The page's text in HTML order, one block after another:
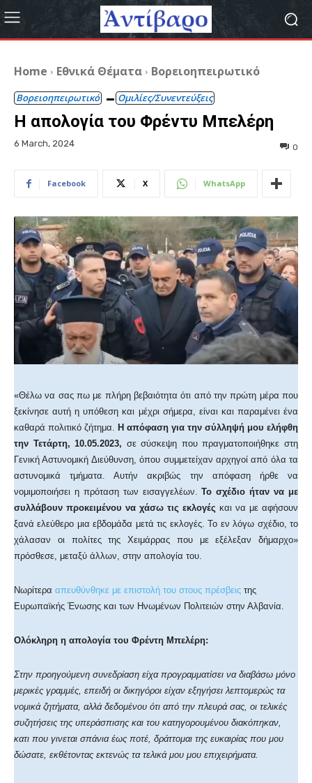
Home Εθνικά Θέματα Βορειοηπειρωτικό
Βορειοηπειρωτικό Ομιλίες/Συνεντεύξεις
Η απολογία του Φρέντυ Μπελέρη
6 March, 2024 0
Facebook X WhatsApp
«Θέλω να σας πω με πλήρη βεβαιότητα ότι από την πρώτη μέρα που
ξεκίνησε αυτή η υπόθεση και μέχρι σήμερα, είναι και παραμένει ένα
καθαρά πολιτικό ζήτημα. Η απόφαση για την σύλληψή μου ελήφθη
την Τετάρτη, 10.05.2023, σε σύσκεψη που πραγματοποιήθηκε στη
Γενική Αστυνομική Διεύθυνση, όπου συμμετείχαν αρχηγοί από όλα τα
αστυνομικά τμήματα. Αυτήν ακριβώς την απόφαση ήρθε να
νομιμοποιήσει η πρόταση των εισαγγελέων.Το σχέδιο ήταν να με
συλλάβουν προκειμένου να χάσω τις εκλογές και να με αφήσουν
ξανά ελεύθερο μια εβδομάδα μετά τις εκλογές. Το εν λόγω σχέδιο, το
χάλασαν οι πολίτες της Χειμάρρας που με εξέλεξαν δήμαρχο»
πρόσθεσε, μεταξύ άλλων, στην απολογία του.
Νωρίτερα απευθύνθηκε με επιστολή του στους πρέσβεις της
Ευρωπαϊκής Ένωσης και των Ηνωμένων Πολιτειών στην Αλβανία.
Ολόκληρη η απολογία του Φρέντη Μπελέρη:
Στην προηγούμενη συνεδρίαση είχα προγραμματίσει να διαβάσω μόνο
μερικές γραμμές, επειδή οι δικηγόροι είχαν εξηγήσει λεπτομερώς τα
νομικά ζητήματα, αλλά δεδομένου ότι από την πλευρά σας, οι τελικές
συζητήσεις της υπεράσπισης και του κατηγορουμένου διακόπηκαν,
κατι που γινεται σπάνια έως ποτέ, δράττομαι της ευκαιρίας που μου
δώσατε, εκθέτοντας εκτενώς τα τελικά μου μου επιχειρήματα.